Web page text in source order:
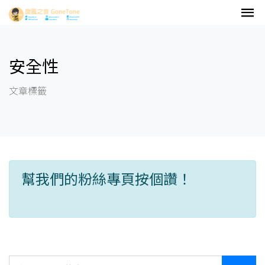
安全性
文章標籤
幫我們的粉絲專頁按個讚！